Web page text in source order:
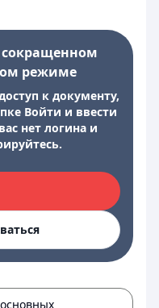
сокращенном
режиме
к документу,
Войти и ввести
нет логина и